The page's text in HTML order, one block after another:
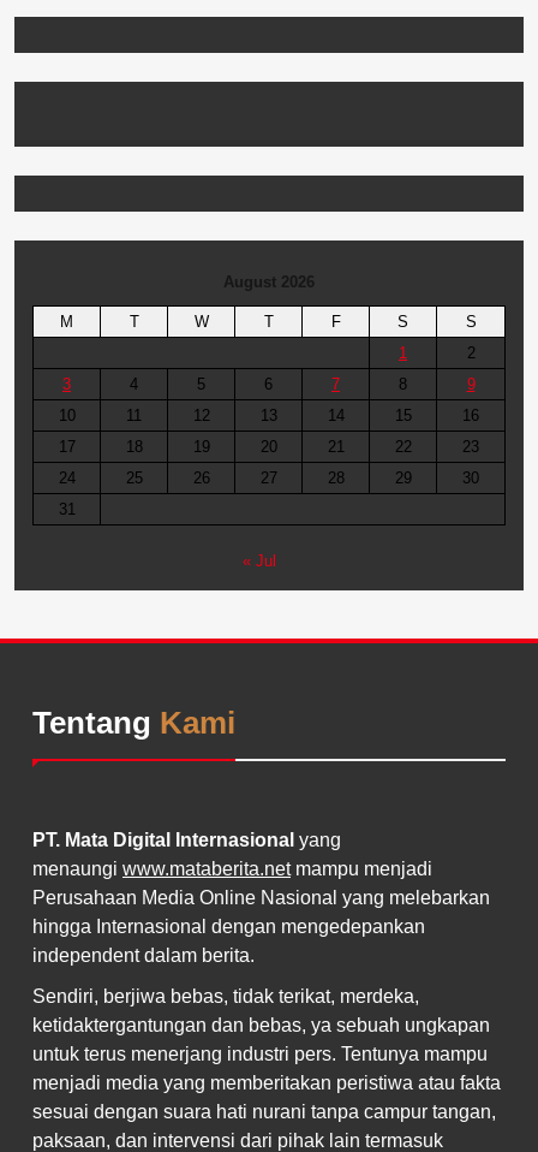
August 2026
M T W T F S
S
1
2
3
4 5 6 7 8
9
10
11 12 13 14 15
16
17
18 19 20 21 22
23
24
25 26 27 28 29
30
31
« Jul
Tentang Kami
PT. Mata Digital Internasional yang
menaungi www.mataberita.netmampu menjadi
Perusahaan Media Online Nasional yang melebarkan
hingga Internasional dengan mengedepankan
independent dalam berita.
Sendiri, berjiwa bebas, tidak terikat, merdeka,
ketidaktergantungan dan bebas, ya sebuah ungkapan
untuk terus menerjang industri pers. Tentunya mampu
menjadi media yang memberitakan peristiwa atau fakta
sesuai dengan suara hati nurani tanpa campur tangan,
paksaan, dan intervensi dari pihak lain termasuk